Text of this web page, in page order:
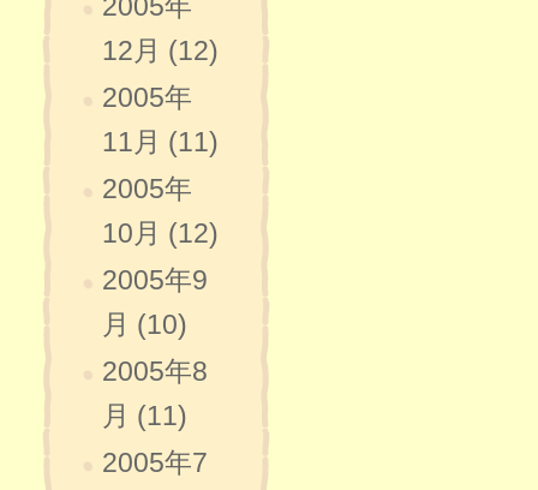
2005年
12月 (12)
2005年
11月 (11)
2005年
10月 (12)
2005年9
月 (10)
2005年8
月 (11)
2005年7